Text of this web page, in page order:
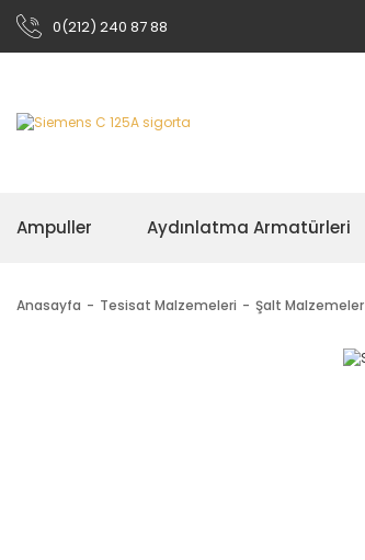
0(212) 240 87 88
Ampuller Aydınlatma Armatürleri
Anasayfa Tesisat Malzemeleri Şalt Malzemeler